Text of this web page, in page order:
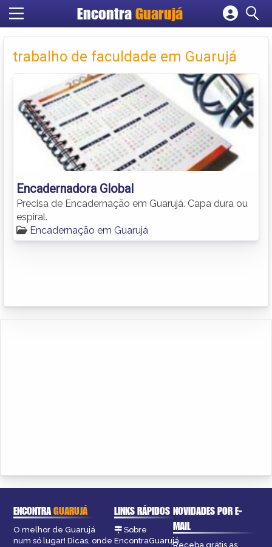
Encontra Guarujá
Cadastrar empresa
Criar conta
trabalho de faculdade em Guarujá
Encadernadora Global
Precisa de Encadernação em Guarujá. Capa dura ou
espiral.
Encadernação em Guarujá
ENCONTRAGUARUJÁ
O melhor de Guarujá
num só lugar! Dicas, onde
LINKS RÁPIDOS
Sobre
EncontraGuarujá
NOVIDADES POR E-
MAIL
Receba grátis as